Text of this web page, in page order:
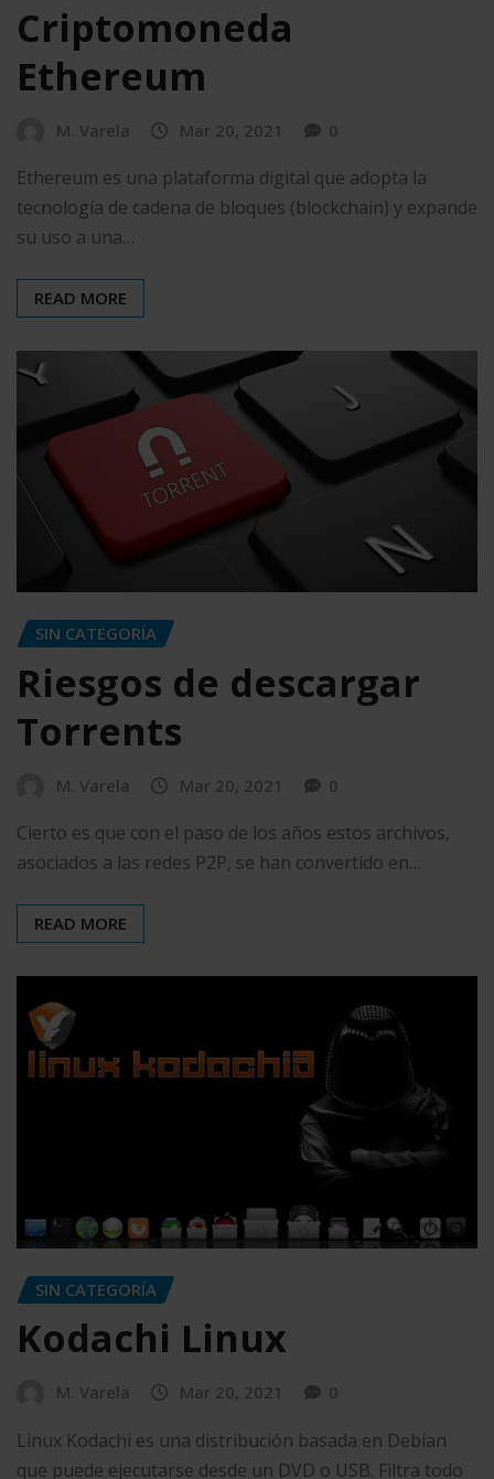
Criptomoneda
Ethereum
M. Varela Mar 20, 2021 0
Ethereum es una plataforma digital que adopta la
tecnología de cadena de bloques (blockchain) y expande
su uso a una…
READ MORE
SIN CATEGORÍA
Riesgos de descargar
Torrents
M. Varela Mar 20, 2021 0
Cierto es que con el paso de los años estos archivos,
asociados a las redes P2P, se han convertido en…
READ MORE
SIN CATEGORÍA
Kodachi Linux
M. Varela Mar 20, 2021 0
Linux Kodachi es una distribución basada en Debian
que puede ejecutarse desde un DVD o USB. Filtra todo